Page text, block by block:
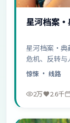
星河档案·
星河档案·典
危机、反转
观看。
惊悚 · 线路
2万 2.6千